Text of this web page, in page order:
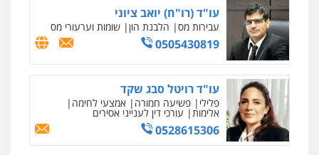
עו"ד (רו"ח) יואב ציוני
עבירות מס הלבנת הון שומות וערעורי מס
0505430819
עו"ד רויטל סבג שקד
פלילי פשיעה חמורה אמצעי לחימה
אלימות עורכי דין לענייני אסירים
0528615306